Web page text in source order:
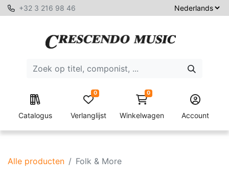
+32 3 216 98 46
Catalogus Verlanglijst
0 0
Winkelwagen Account
Alle producten Folk & More